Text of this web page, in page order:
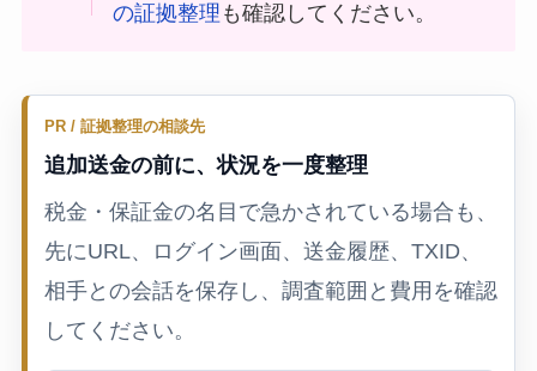
の証拠整理 も確認してください。
PR / 証拠整理の相談先
追加送金の前に、状況を一度整理
税金・保証金の名目で急かされている場合も、
先にURL、ログイン画面、送金履歴、TXID、
相手との会話を保存し、調査範囲と費用を確認
してください。